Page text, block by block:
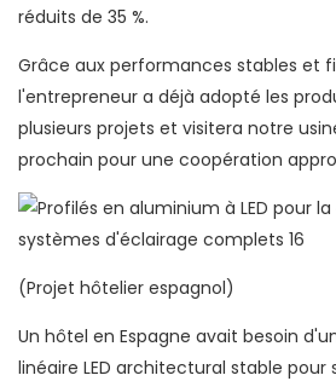
réduits de 35 %.
Grâce aux performances stables et
l'entrepreneur a déjà adopté les
plusieurs projets et visitera notre
prochain pour une coopération
(Projet hôtelier espagnol)
Un hôtel en Espagne avait besoin
linéaire LED architectural stable pour